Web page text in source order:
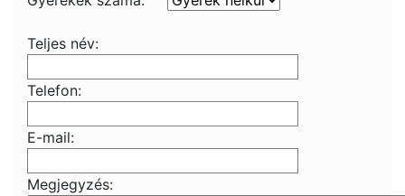
Teljes név:
Telefon:
E-mail:
Megjegyzés: